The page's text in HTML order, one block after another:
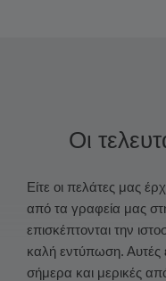
Οι
Είτε οι πελάτες μας
από τα γραφεία μας
επισκέπτονται την
καλή εντύπωση. Αυτές
σήμερα και μερικές από